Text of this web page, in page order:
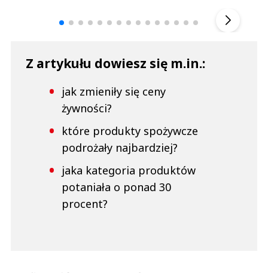
Z artykułu dowiesz się m.in.:
jak zmieniły się ceny
żywności?
które produkty spożywcze
podrożały najbardziej?
jaka kategoria produktów
potaniała o ponad 30
procent?